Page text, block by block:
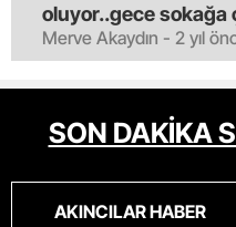
Merve Akaydın - 2 yıl
oluyor..gece sokağa
saciyorlar.araba ve
gldemiyoruz.artik
alan tipler
masum algısı
cinsini bile öldüren
oldu.korkuyoruz.
SON DAKİKA
AKINCILAR HABER